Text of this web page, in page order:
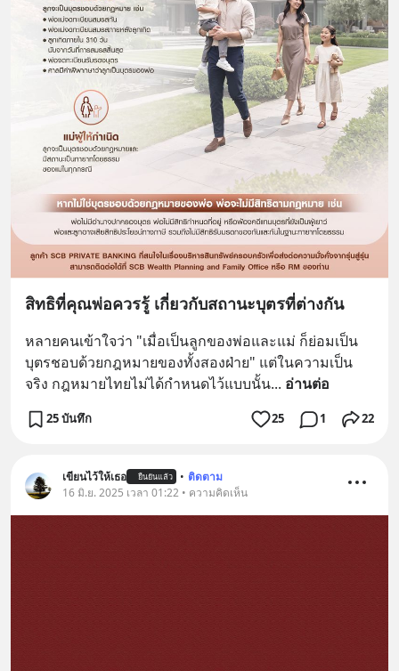
สิทธิที่คุณพ่อควรรู้ เกี่ยวกับสถานะบุตรที่ต่างกัน
หลายคนเข้าใจว่า "เมื่อเป็นลูกของพ่อและแม่ ก็ย่อมเป็น
บุตรชอบด้วยกฎหมายของทั้งสองฝ่าย" แต่ในความเป็น
จริง กฎหมายไทยไม่ได้กำหนดไว้แบบนั้น... อ่านต่อ
25 บันทึก 25 1 22
เขียนไว้ให้เธอ ยืนยันแล้ว • ติดตาม
16 มิ.ย. 2025 เวลา 01:22 • ความคิดเห็น